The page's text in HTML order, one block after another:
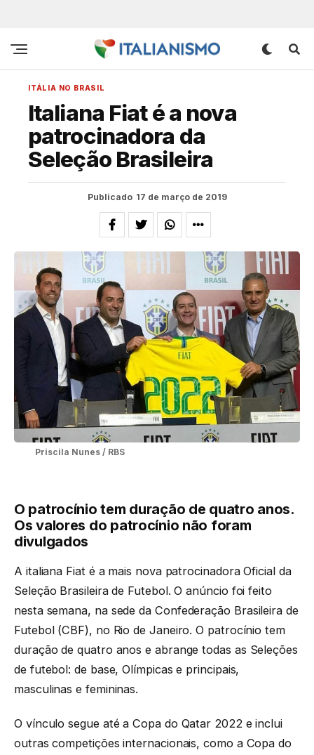
ITÁLIA NO BRASIL
Italiana Fiat é a nova
patrocinadora da
Seleção Brasileira
Publicado 17 de março de 2019
Priscila Nunes / RBS
O patrocínio tem duração de quatro anos.
Os valores do patrocínio não foram
divulgados
A italiana Fiat é a mais nova patrocinadora Oficial da
Seleção Brasileira de Futebol. O anúncio foi feito
nesta semana, na sede da Confederação Brasileira de
Futebol (CBF), no Rio de Janeiro. O patrocínio tem
duração de quatro anos e abrange todas as Seleções
de futebol: de base, Olímpicas e principais,
masculinas e femininas.
O vínculo segue até a Copa do Qatar 2022 e inclui
outras competições internacionais, como a Copa do